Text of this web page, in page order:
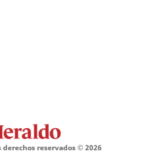
derechos reservados ©2026